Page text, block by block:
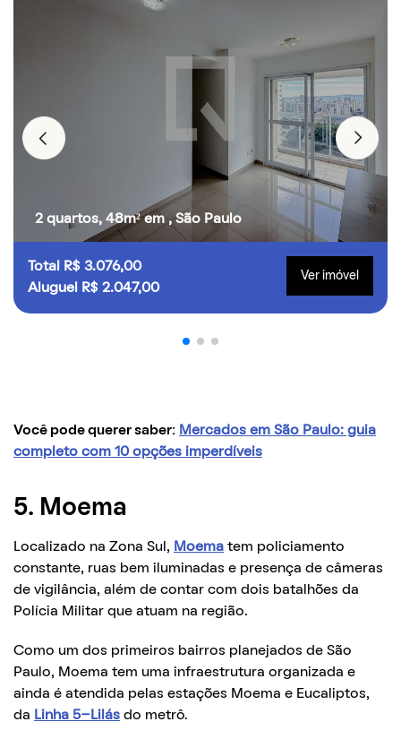
2 quartos, 48m² em , São Paulo
Total R$ 3.076,00
Aluguel R$ 2.047,00
Ver imóvel
Você pode querer saber: Mercados em São Paulo: guia
completo com 10 opções imperdíveis
5. Moema
Localizado na Zona Sul, Moema tem policiamento
constante, ruas bem iluminadas e presença de câmeras
de vigilância, além de contar com dois batalhões da
Polícia Militar que atuam na região.
Como um dos primeiros bairros planejados de São
Paulo, Moema tem uma infraestrutura organizada e
ainda é atendida pelas estações Moema e Eucaliptos,
da Linha 5-Lilás do metrô.